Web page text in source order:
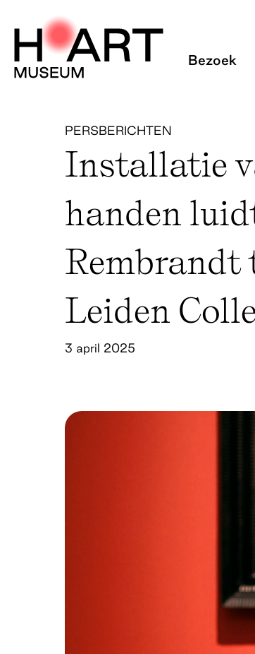
Installatie
Bezoek
PERSBERICHTEN
Installatie
handen
Rembrandt
Leiden
3 april 2025